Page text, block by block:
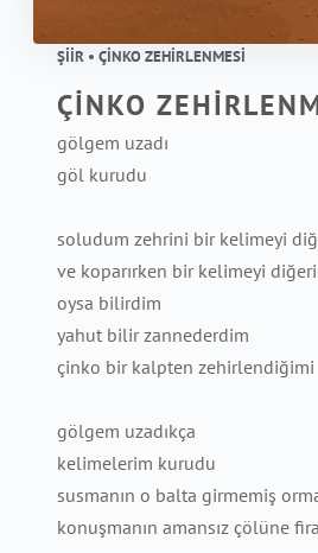
ŞIIR • ÇİNKO ZEHİRLENMESİ
ÇİNKO
gölgem uzadı
göl kurudu
soludum zehrini bir kelimeyi
ve koparırken bir kelimeyi
oysa bilirdim
yahut bilir zannederdim
çinko bir kalpten zehirlendiğimi
gölgem uzadıkça
kelimelerim kurudu
susmanın o balta girmemiş
konuşmanın amansız çölüne